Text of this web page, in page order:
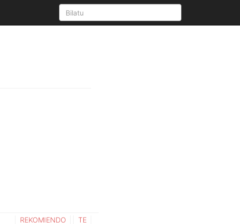
REKOMIENDO TE